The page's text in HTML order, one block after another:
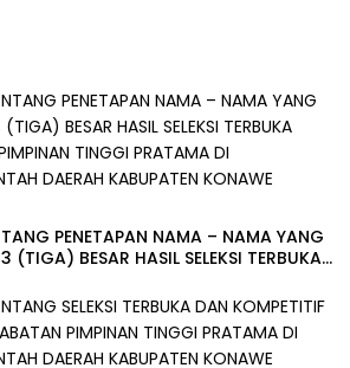
PENETAPAN NAMA – NAMA YANG
(TIGA) BESAR HASIL SELEKSI TERBUKA
DAERAH KABUPATEN KONAWE